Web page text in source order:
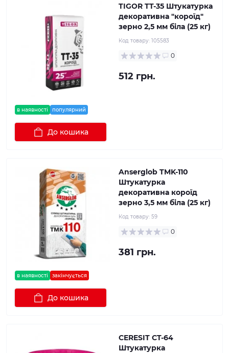
в наявності популярний
TIGOR TT-35 Штукатурка
декоративна "короїд"
зерно 2,5 мм біла (25 кг)
Код товару: 105583
0
512 грн.
До кошика
в наявності закінчується
Anserglob TMK-110
Штукатурка
декоративна короїд
зерно 3,5 мм біла (25 кг)
Код товару: 59
0
381 грн.
До кошика
CERESIT CT-64
Штукатурка